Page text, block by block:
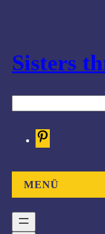
Sisters
n
i
MENÜ